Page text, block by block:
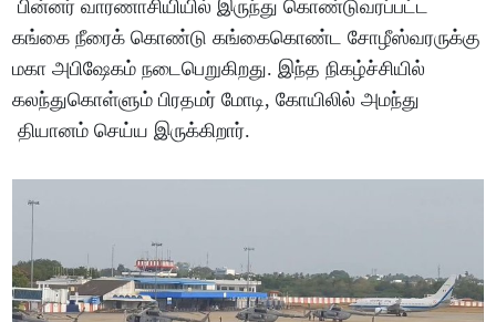
பின்னர் வாரணாசியியில் இருந்து கொண்டுவரப்பட்ட
கங்கை நீரைக் கொண்டு கங்கைகொண்ட சோழீஸ்வரருக்கு
மகா அபிஷேகம் நடைபெறுகிறது. இந்த நிகழ்ச்சியில்
கலந்துகொள்ளும் பிரதமர் மோடி, கோயிலில் அமந்து
தியானம் செய்ய இருக்கிறார்.